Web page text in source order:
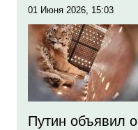
01 Июня 2026, 15:03
Путин объявил о